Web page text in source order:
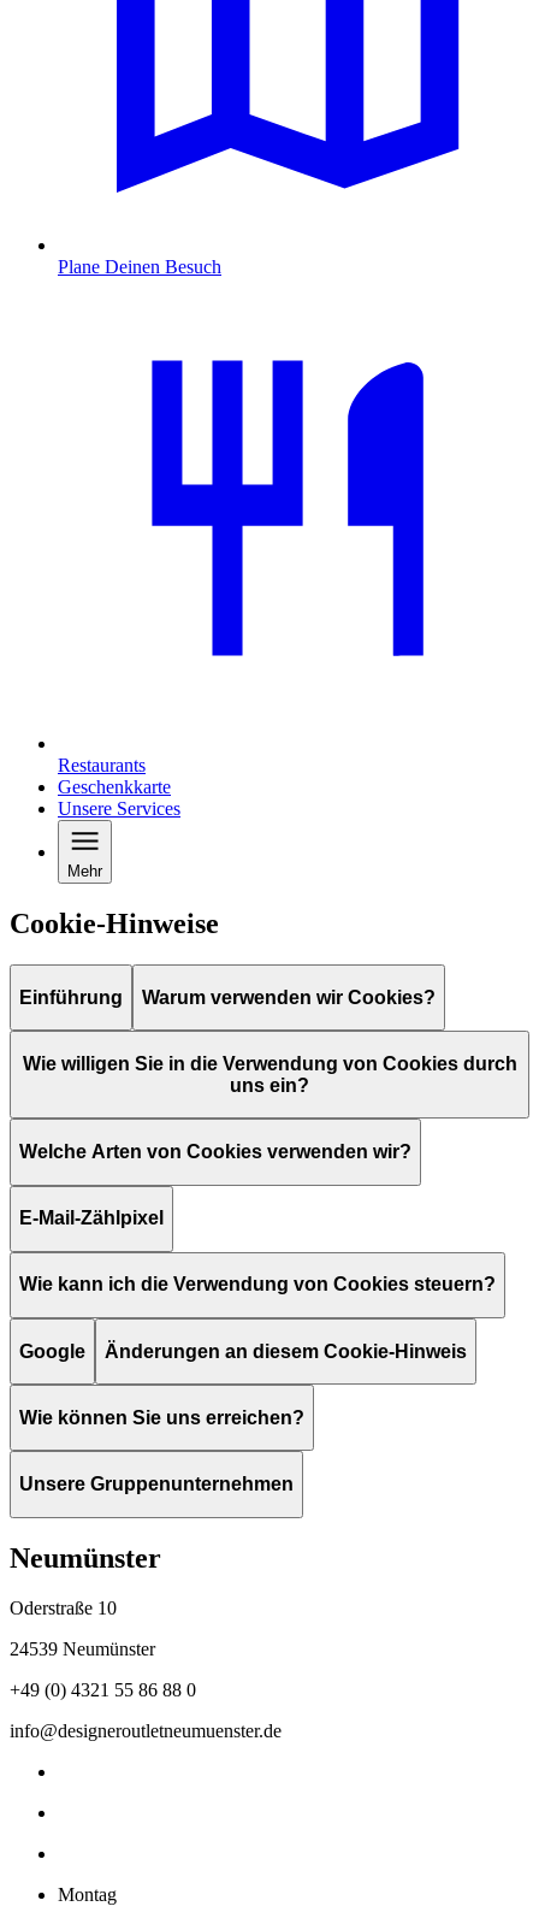
Plane Deinen Besuch
Restaurants
Geschenkkarte
Unsere Services
Mehr
Cookie-Hinweise
Einführung Warum verwenden wir Cookies?
Wie willigen Sie in die Verwendung von Cookies durch
uns ein?
Welche Arten von Cookies verwenden wir?
E-Mail-Zählpixel
Wie kann ich die Verwendung von Cookies steuern?
Google Änderungen an diesem Cookie-Hinweis
Wie können Sie uns erreichen?
Unsere Gruppenunternehmen
Neumünster
Oderstraße 10
24539 Neumünster
+49 (0) 4321 55 86 88 0
info@designeroutletneumuenster.de
Montag